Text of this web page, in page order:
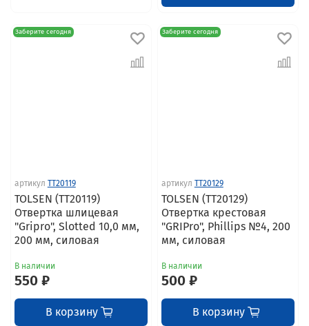
Заберите сегодня
артикул TT20119
TOLSEN (TT20119)
Отвертка шлицевая
"Gripro", Slotted 10,0 мм,
200 мм, силовая
В наличии
550 ₽
В корзину
Заберите сегодня
артикул TT20129
TOLSEN (TT20129)
Отвертка крестовая
"GRIPro", Phillips №4, 200
мм, силовая
В наличии
500 ₽
В корзину